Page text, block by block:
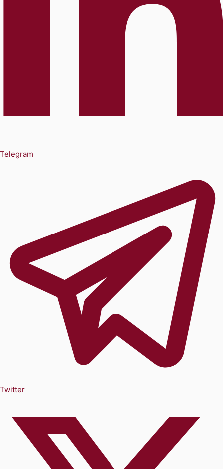
Telegram
Twitter